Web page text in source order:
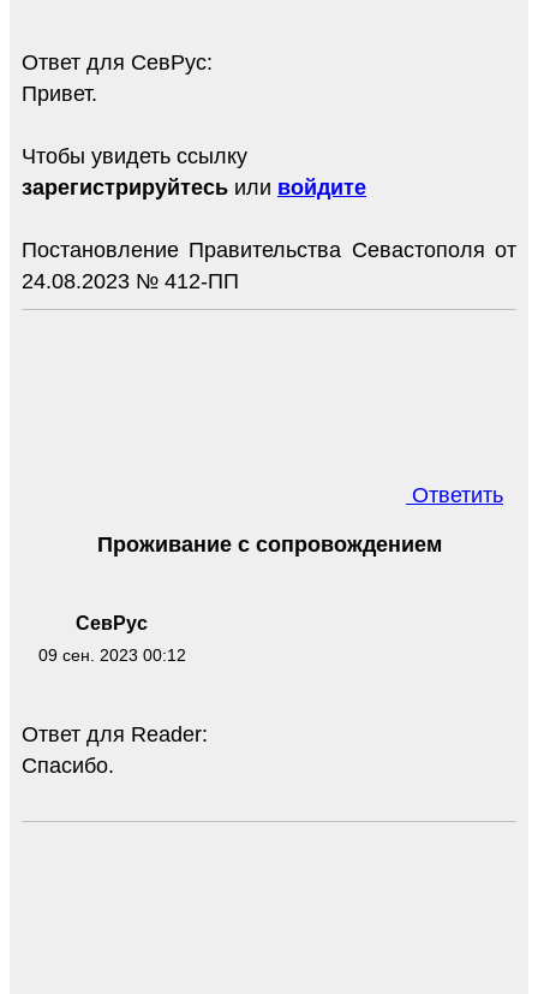
Ответ для СевРус:
Привет.
Чтобы увидеть ссылку
зарегистрируйтесь или войдите
Постановление Правительства Севастополя от
24.08.2023 № 412-ПП
Ответить
СевРус
09 сен. 2023 00:12
Проживание с сопровождением
Ответ для Reader:
Спасибо.